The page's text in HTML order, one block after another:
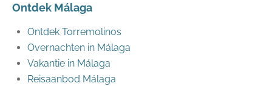
Ontdek Málaga
Ontdek Torremolinos
Overnachten in Málaga
Vakantie in Málaga
Reisaanbod Málaga